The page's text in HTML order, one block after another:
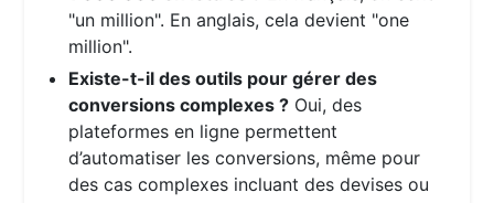
"un million". En anglais, cela devient "one
million".
Existe-t-il des outils pour gérer des
conversions complexes ? Oui, des
plateformes en ligne permettent
d’automatiser les conversions, même pour
des cas complexes incluant des devises ou